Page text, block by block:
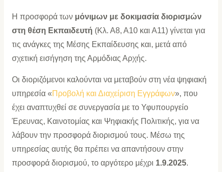
Η προσφορά των μόνιμων με δοκιμασία διορισμών
στη θέση Εκπαιδευτή (Κλ. Α8, Α10 και Α11) γίνεται για
τις ανάγκες της Μέσης Εκπαίδευσης και, μετά από
σχετική εισήγηση της Αρμόδιας Αρχής.
Οι διοριζόμενοι καλούνται να μεταβούν στη νέα ψηφιακή
υπηρεσία « Προβολή και Διαχείριση Εγγράφων», που
έχει αναπτυχθεί σε συνεργασία με το Υφυπουργείο
Έρευνας, Καινοτομίας και Ψηφιακής Πολιτικής, για να
λάβουν την προσφορά διορισμού τους. Μέσω της
υπηρεσίας αυτής θα πρέπει να απαντήσουν στην
προσφορά διορισμού, το αργότερο μέχρι 1.9.2025.